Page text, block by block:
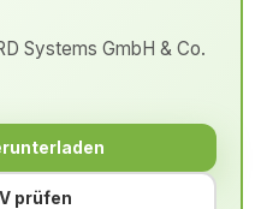
Systems GmbH & Co.
prüfen